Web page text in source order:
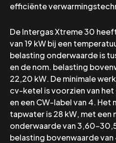
efficiënte
De Intergas Xtreme 30
van 19 kW bij een
belasting onderwaarde is
en de nom. belasting
22,20 kW. De minimale
cv-ketel is voorzien van
en een CW-label van 4.
tapwater is 28 kW, met een
onderwaarde van 3,60-
belasting bovenwaarde